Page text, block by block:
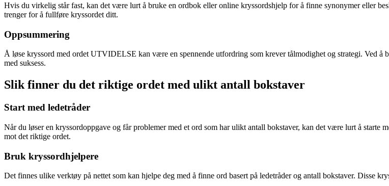
Hvis du virkelig står fast, kan det være lurt å bruke en ordbok eller online kryssordshjelp for å finne synonymer eller
trenger for å fullføre kryssordet ditt.
Oppsummering
Å løse kryssord med ordet UTVIDELSE kan være en spennende utfordring som krever tålmodighet og strategi. Ved
med suksess.
Slik finner du det riktige ordet med ulikt antall bokstaver
Start med ledetråder
Når du løser en kryssordoppgave og får problemer med et ord som har ulikt antall bokstaver, kan det være lurt å starte
mot det riktige ordet.
Bruk kryssordhjelpere
Det finnes ulike verktøy på nettet som kan hjelpe deg med å finne ord basert på ledetråder og antall bokstaver. Disse